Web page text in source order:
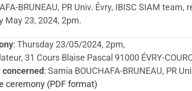
BRUNEAU, PR Univ. Évry, IBISC SIAM
May 23, 2024, 2pm.
: Thursday 23/05/2024, 2pm,
31 Cours Blaise Pascal 91000 ÉVRY-
: Samia BOUCHAFA-BRUNEAU, PR
ceremony (PDF format)